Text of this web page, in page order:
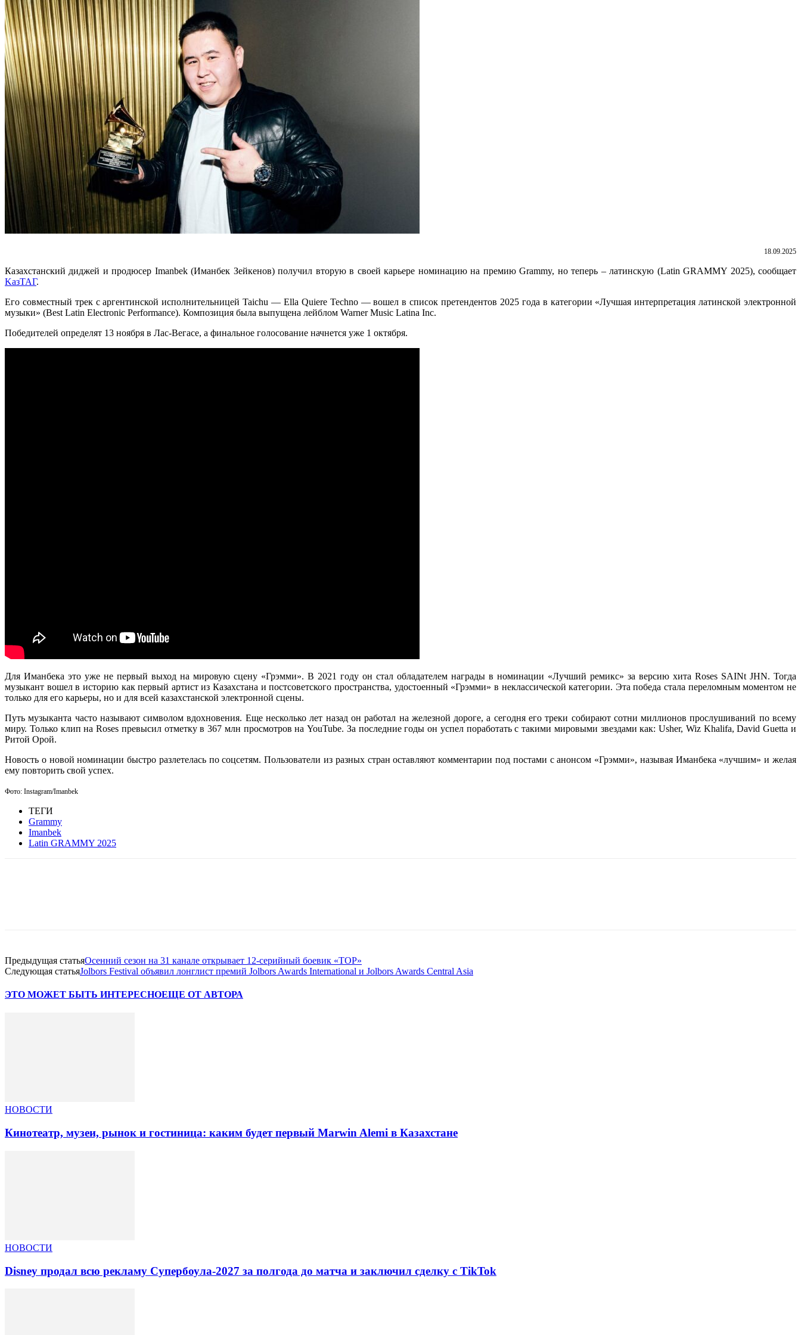
18.09.2025
Казахстанский диджей и продюсер Imanbek (Иманбек Зейкенов) получил вторую в своей карьере номинацию на премию Grammy, но теперь – латинскую (Latin GRAMMY 2025), сообщает
KaзTAГ.
Его совместный трек с аргентинской исполнительницей Taichu — Ella Quiere Techno — вошел в список претендентов 2025 года в категории «Лучшая интерпретация латинской электронной
музыки» (Best Latin Electronic Performance). Композиция была выпущена лейблом Warner Music Latina Inc.
Победителей определят 13 ноября в Лас-Вегасе, а финальное голосование начнется уже 1 октября.
Для Иманбека это уже не первый выход на мировую сцену «Грэмми». В 2021 году он стал обладателем награды в номинации «Лучший ремикс» за версию хита Roses SAINt JHN. Тогда
музыкант вошел в историю как первый артист из Казахстана и постсоветского пространства, удостоенный «Грэмми» в неклассической категории. Эта победа стала переломным моментом не
только для его карьеры, но и для всей казахстанской электронной сцены.
Путь музыканта часто называют символом вдохновения. Еще несколько лет назад он работал на железной дороге, а сегодня его треки собирают сотни миллионов прослушиваний по всему
миру. Только клип на Roses превысил отметку в 367 млн просмотров на YouTube. За последние годы он успел поработать с такими мировыми звездами как: Usher, Wiz Khalifa, David Guetta и
Ритой Орой.
Новость о новой номинации быстро разлетелась по соцсетям. Пользователи из разных стран оставляют комментарии под постами с анонсом «Грэмми», называя Иманбека «лучшим» и желая
ему повторить свой успех.
Фото: Instagram/Imanbek
ТЕГИ
Grammy
Imanbek
Latin GRAMMY 2025
Предыдущая статьяОсенний сезон на 31 канале открывает 12-серийный боевик «ТОР»
Следующая статьяJolbors Festival объявил лонглист премий Jolbors Awards International и Jolbors Awards Central Asia
ЭТО МОЖЕТ БЫТЬ ИНТЕРЕСНОЕЩЕ ОТ АВТОРА
НОВОСТИ
Кинотеатр, музеи, рынок и гостиница: каким будет первый Marwin Alemi в Казахстане
НОВОСТИ
Disney продал всю рекламу Супербоула-2027 за полгода до матча и заключил сделку с TikTok